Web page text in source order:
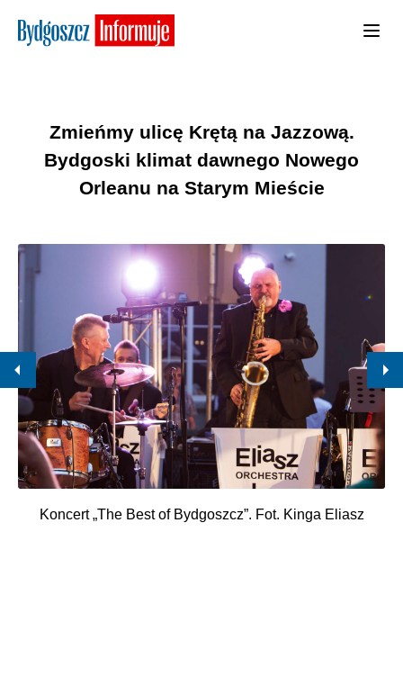
Zmieńmy ulicę Krętą na Jazzową.
Bydgoski klimat dawnego Nowego
Orleanu na Starym Mieście
Koncert „The Best of Bydgoszcz”. Fot. Kinga Eliasz